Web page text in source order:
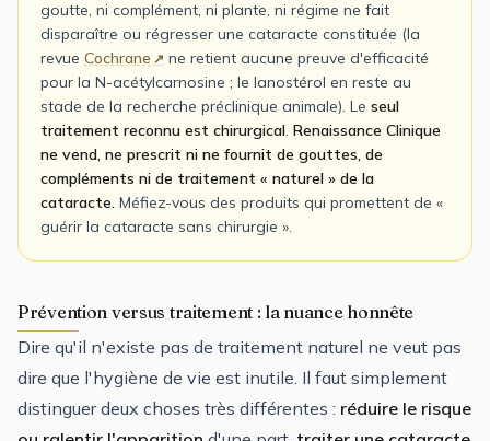
goutte, ni complément, ni plante, ni régime ne fait
disparaître ou régresser une cataracte constituée (la
revue Cochrane
ne retient aucune preuve d'efficacité
pour la N-acétylcarnosine ; le lanostérol en reste au
stade de la recherche préclinique animale). Le seul
traitement reconnu est chirurgical Renaissance Clinique
ne vend, ne prescrit ni ne fournit de gouttes, de
compléments ni de traitement « naturel » de la
cataracte. Méfiez-vous des produits qui promettent de «
guérir la cataracte sans chirurgie ».
Prévention versus traitement : la nuance honnête
Dire qu'il n'existe pas de traitement naturel ne veut pas
dire que l'hygiène de vie est inutile. Il faut simplement
distinguer deux choses très différentes : réduire le risque